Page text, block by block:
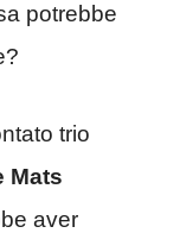
potrebbe
trio
Mats
aver